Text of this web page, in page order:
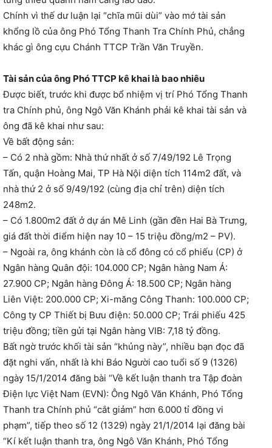
Chính vì thế dư luận lại “chĩa mũi dùi” vào mớ tài sản
khổng lồ của ông Phó Tổng Thanh Tra Chính Phủ, chẳng
khác gì ông cựu Chánh TTCP Trần Văn Truyền.
Tài sản của ông Phó TTCP kê khai là bao nhiêu
Được biết, trước khi được bổ nhiệm vị trí Phó Tổng Thanh
tra Chính phủ, ông Ngô Văn Khánh phải kê khai tài sản và
ông đã kê khai như sau:
Về bất động sản:
– Có 2 nhà gồm: Nhà thứ nhất ở số 7/49/192 Lê Trọng
Tấn, quận Hoàng Mai, TP Hà Nội diện tích 114m2 đất, và
nhà thứ 2 ở số 9/49/192 (cùng địa chỉ trên) diện tích
248m2.
– Có 1.800m2 đất ở dự án Mê Linh (gần đền Hai Bà Trưng,
giá đất thời điểm hiện nay 10 – 15 triệu đồng/m2 – PV).
– Ngoài ra, ông khánh còn là cổ đông có cổ phiếu (CP) ở
Ngân hàng Quân đội: 104.000 CP; Ngân hàng Nam Á:
27.900 CP; Ngân hàng Đông Á: 18.500 CP; Ngân hàng
Liên Việt: 200.000 CP; Xi-măng Công Thanh: 100.000 CP;
Công ty CP Thiết bị Bưu điện: 50.000 CP; Trái phiếu 425
triệu đồng; tiền gửi tại Ngân hàng VIB: 7,18 tỷ đồng.
Bất ngờ trước khối tài sản “khủng này”, nhiều bạn đọc đã
đặt nghi vấn, nhất là khi Báo Người cao tuổi số 9 (1326)
ngày 15/1/2014 đăng bài “Về kết luận thanh tra Tập đoàn
Điện lực Việt Nam (EVN): Ông Ngô Văn Khánh, Phó Tổng
Thanh tra Chính phủ “cắt giảm” hơn 6.000 tỉ đồng vi
phạm”, tiếp theo số 12 (1329) ngày 21/1/2014 lại đăng bài
“Kí kết luận thanh tra, ông Ngô Văn Khánh, Phó Tổng